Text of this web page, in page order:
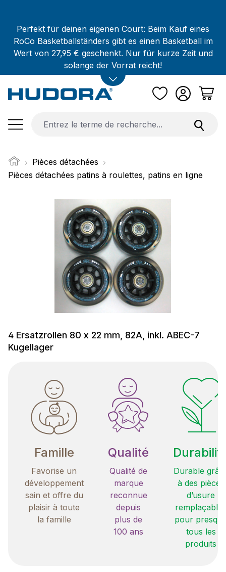
Perfekt für deinen eigenen Court: Beim Kauf eines
RoCo Basketballständers gibt es einen Basketball im
Wert von 27,95 € geschenkt. Nur für kurze Zeit und
solange der Vorrat reicht!
Pièces détachées
Pièces détachées patins à roulettes, patins en ligne
Ignorer la galerie d'images
4 Ersatzrollen 80 x 22 mm, 82A, inkl. ABEC-7
Kugellager
Famille
Favorise un
développement
sain et offre du
plaisir à toute
la famille
Qualité
Qualité de
marque
reconnue
depuis
plus de
100 ans
Durable
à des pièces
d’usure
remplaçables
pour
tous les
produits